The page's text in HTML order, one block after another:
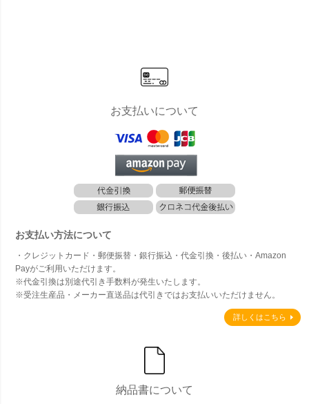
お支払いについて
お支払い方法について
・クレジットカード・郵便振替・銀行振込・代金引換・後払い・Amazon
Payがご利用いただけます。
※代金引換は別途代引き手数料が発生いたします。
※受注生産品・メーカー直送品は代引きではお支払いいただけません。
詳しくはこちら
納品書について